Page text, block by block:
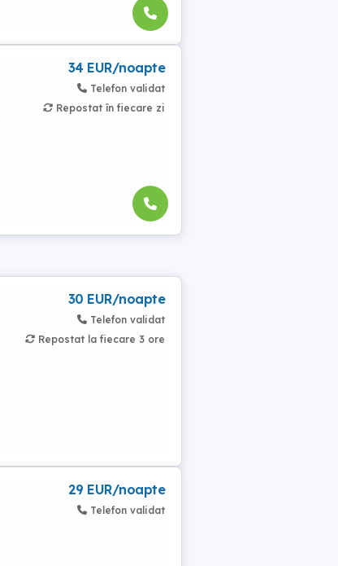
34 EUR/noapte
Telefon validat
Repostat în fiecare zi
30 EUR/noapte
Telefon validat
Repostat la fiecare 3 ore
29 EUR/noapte
Telefon validat